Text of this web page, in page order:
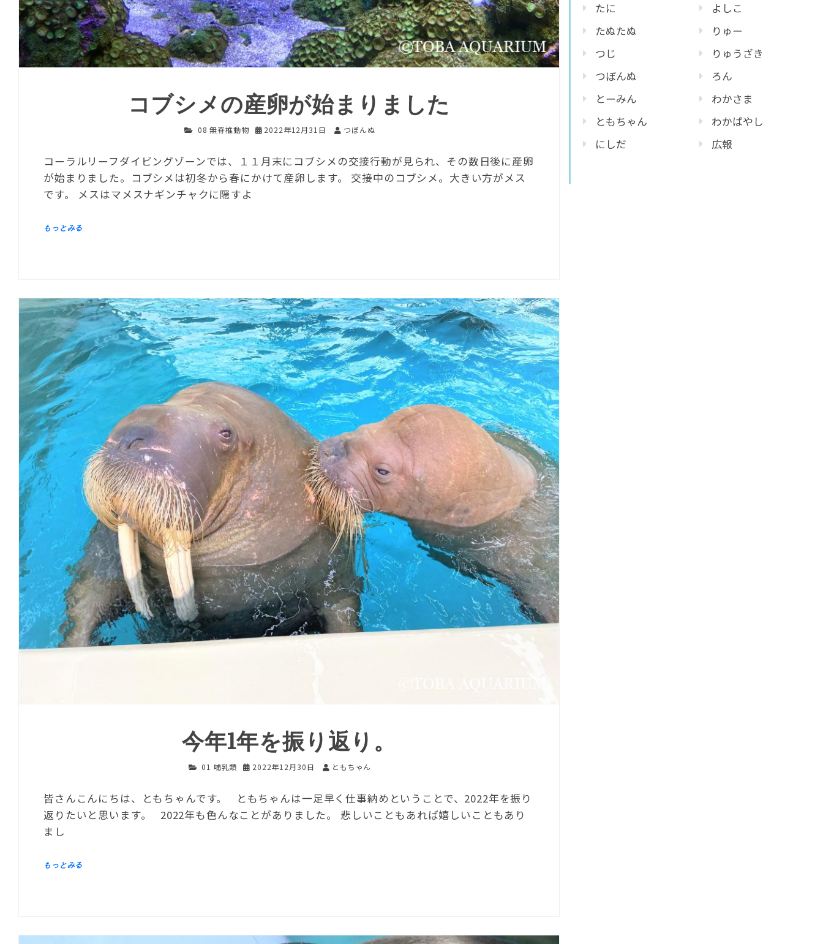
コブシメの産卵が始まりました
08 無脊椎動物 2022年12月31日 つぼんぬ
コーラルリーフダイビングゾーンでは、１１月末にコブシメの交接行動が見られ、その数日後に産卵
が始まりました。コブシメは初冬から春にかけて産卵します。 交接中のコブシメ。大きい方がメス
です。 メスはマメスナギンチャクに隠すよ
今年1年を振り返り。
01 哺乳類 2022年12月30日 ともちゃん
皆さんこんにちは、ともちゃんです。 ともちゃんは一足早く仕事納めということで、2022年を振り
返りたいと思います。 2022年も色んなことがありました。 悲しいこともあれば嬉しいこともあり
まし
たに
たぬたぬ
つじ
つぼんぬ
とーみん
ともちゃん
にしだ
よしこ
りゅー
りゅうざき
ろん
わかさま
わかばやし
広報